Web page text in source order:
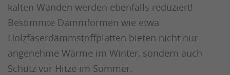
kalten Wänden werden ebenfalls reduziert!
Bestimmte Dämmformen wie etwa
Holzfaserdämmstoffplatten bieten nicht nur
angenehme Wärme im Winter, sondern auch
Schutz vor Hitze im Sommer.